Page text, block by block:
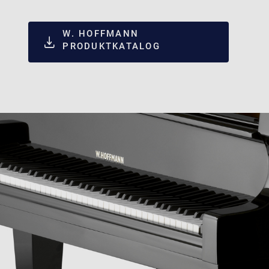
W. HOFFMANN
PRODUKTKATALOG